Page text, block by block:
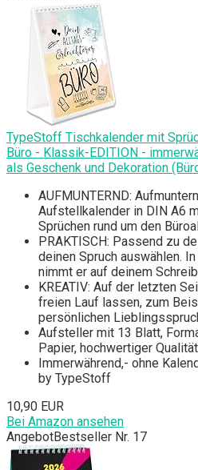
TypeStoff Tischkalender mit
Büro - Klassik-EDITION -
als Geschenk und Dekoration
AUFMUNTERND:
Aufstellkalender in DIN A6
Sprüchen rund um den
PRAKTISCH: Passend zu
deinen Spruch auswählen.
nimmt er auf deinem
KREATIV: Auf der letzten
freien Lauf lassen, zum
persönlichen
Aufsteller mit 13 Blatt,
Papier, hochwertiger
Immerwährend,- ohne
by TypeStoff
10,90 EUR
Bei Amazon ansehen
AngebotBestseller Nr. 17